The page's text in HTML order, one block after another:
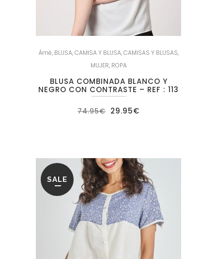
Âmè, BLUSA,CAMISA Y BLUSA,CAMISAS Y BLUSAS,
MUJER, ROPA
BLUSA COMBINADA BLANCO Y
NEGRO CON CONTRASTE – REF : 113
74.95€ El
precio
29.95€
SALE